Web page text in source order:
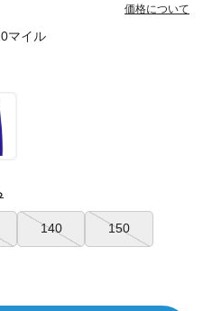
マイル
価格について
140 150